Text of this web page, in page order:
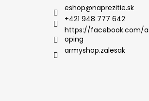
eshop@naprezitie.sk
+421 948 777 642
https://facebook.com/
oping
armyshop.zalesak